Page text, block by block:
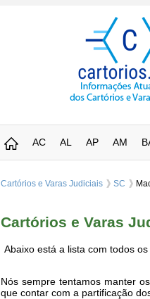
AC AL AP AM
Cartórios e Varas Judiciais SC
Cartórios e Varas
Abaixo está a lista com todos
Nós sempre tentamos manter
que contar com a partificação